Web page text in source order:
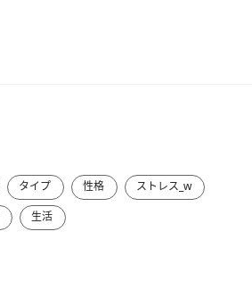
タイプ 性格
ストレス_w
生活